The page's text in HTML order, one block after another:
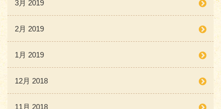
3月 2019
2月 2019
1月 2019
12月 2018
11月 2018